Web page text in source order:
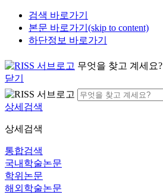
검색 바로가기
본문 바로가기(skip to content)
하단정보 바로가기
무엇을 찾고 계세요?
닫기
상세검색
상세검색
통합검색
국내학술논문
학위논문
해외학술논문